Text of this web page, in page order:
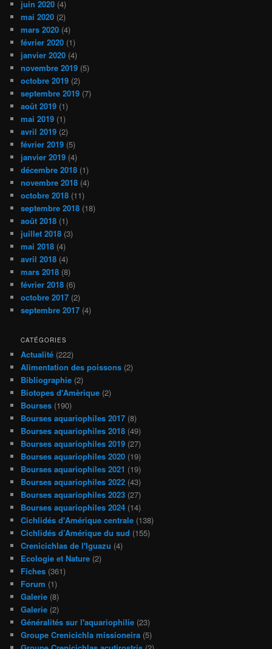
juin 2020 (4)
mai 2020 (2)
mars 2020 (4)
février 2020 (1)
janvier 2020 (4)
novembre 2019 (5)
octobre 2019 (2)
septembre 2019 (7)
août 2019 (1)
mai 2019 (1)
avril 2019 (2)
février 2019 (5)
janvier 2019 (4)
décembre 2018 (1)
novembre 2018 (4)
octobre 2018 (11)
septembre 2018 (18)
août 2018 (1)
juillet 2018 (3)
mai 2018 (4)
avril 2018 (4)
mars 2018 (8)
février 2018 (6)
octobre 2017 (2)
septembre 2017 (4)
CATÉGORIES
Actualité (222)
Alimentation des poissons (2)
Bibliographie (2)
Biotopes d'Amèrique (2)
Bourses (190)
Bourses aquariophiles 2017 (8)
Bourses aquariophiles 2018 (49)
Bourses aquariophiles 2019 (27)
Bourses aquariophiles 2020 (19)
Bourses aquariophiles 2021 (19)
Bourses aquariophiles 2022 (43)
Bourses aquariophiles 2023 (27)
Bourses aquariophiles 2024 (14)
Cichlidés d'Amérique centrale (138)
Cichlidés d’Amérique du sud (155)
Crenicichlas de l'Iguazu (4)
Ecologie et Nature (2)
Fiches (361)
Forum (1)
Galerie (8)
Galerie (2)
Généralités sur l'aquariophilie (23)
Groupe Crenicichla missioneira (5)